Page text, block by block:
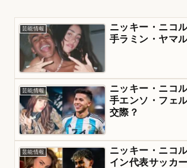
芸能情報
ニッキー・ニコ
手ラミン・ヤマ
芸能情報
ニッキー・ニコ
手エンソ・フェ
交際？
芸能情報
ニッキー・ニコ
イン代表サッカ